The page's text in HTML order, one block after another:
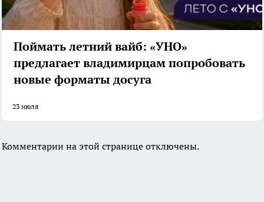
Поймать летний вайб: «УНО»
предлагает владимирцам попробовать
новые форматы досуга
23 июля
Комментарии на этой странице отключены.